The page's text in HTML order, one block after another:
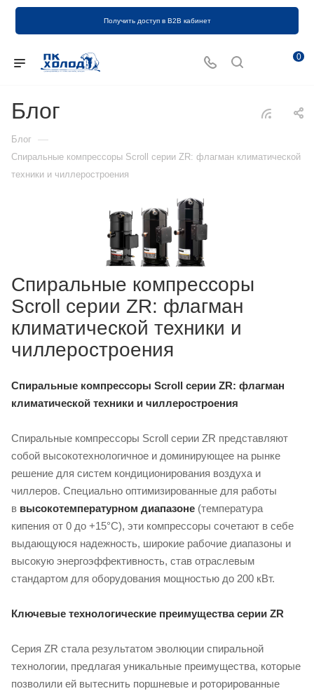
Получить доступ в B2B кабинет
0
Блог
Блог —
Спиральные компрессоры Scroll серии ZR: флагман климатической
техники и чиллеростроения
Спиральные компрессоры
Scroll серии ZR: флагман
климатической техники и
чиллеростроения
Спиральные компрессоры Scroll серии ZR: флагман
климатической техники и чиллеростроения
Спиральные компрессоры Scroll серии ZR представляют
собой высокотехнологичное и доминирующее на рынке
решение для систем кондиционирования воздуха и
чиллеров. Специально оптимизированные для работы
в высокотемпературном диапазоне (температура
кипения от 0 до +15°C), эти компрессоры сочетают в себе
выдающуюся надежность, широкие рабочие диапазоны и
высокую энергоэффективность, став отраслевым
стандартом для оборудования мощностью до 200 кВт.
Ключевые технологические преимущества серии ZR
Серия ZR стала результатом эволюции спиральной
технологии, предлагая уникальные преимущества, которые
позволили ей вытеснить поршневые и роторированные